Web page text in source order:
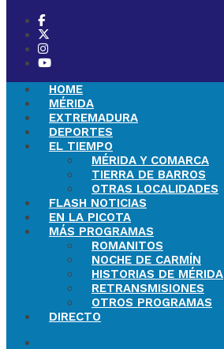
HOME
MÉRIDA
EXTREMADURA
DEPORTES
EL TIEMPO
MÉRIDA Y COMARCA
TIERRA DE BARROS
OTRAS LOCALIDADES
FLASH NOTICIAS
EN LA PICOTA
MÁS PROGRAMAS
ROMANITOS
NOCHE DE CARMÍN
HISTORIAS DE MÉRIDA
RETRANSMISIONES
OTROS PROGRAMAS
DIRECTO